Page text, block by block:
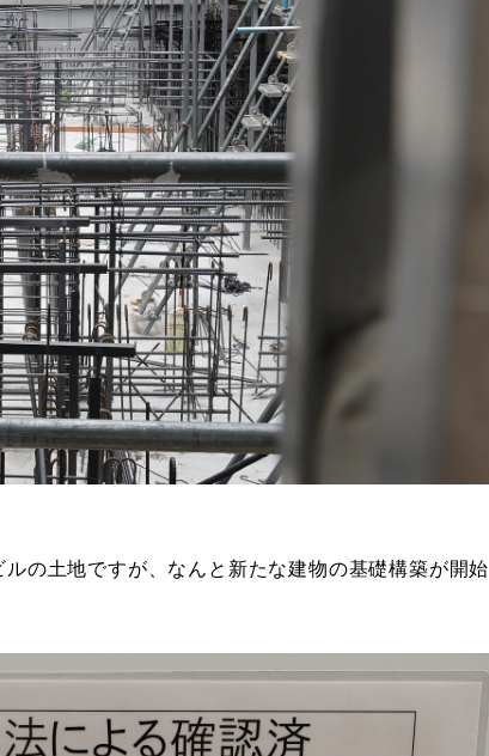
の土地ですが、なんと新たな建物の基礎構築が開始